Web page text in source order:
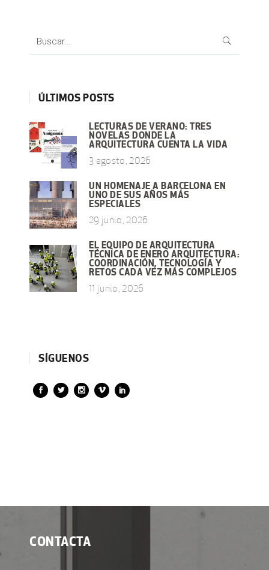
Search
ÚLTIMOS POSTS
LECTURAS DE VERANO: TRES
NOVELAS DONDE LA
ARQUITECTURA CUENTA LA VIDA
3 agosto, 2026
UN HOMENAJE A BARCELONA EN
UNO DE SUS AÑOS MÁS
ESPECIALES
29 junio, 2026
EL EQUIPO DE ARQUITECTURA
TÉCNICA DE ENERO ARQUITECTURA:
COORDINACIÓN, TECNOLOGÍA Y
RETOS CADA VEZ MÁS COMPLEJOS
11 junio, 2026
SÍGUENOS
CONTACTA